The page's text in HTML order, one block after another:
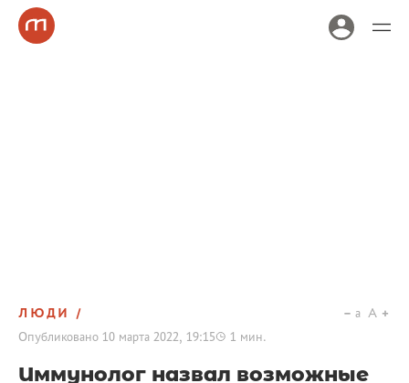
ЛЮДИ
Опубликовано 10 марта 2022, 19:15 1 мин.
a A
Иммунолог назвал возможные